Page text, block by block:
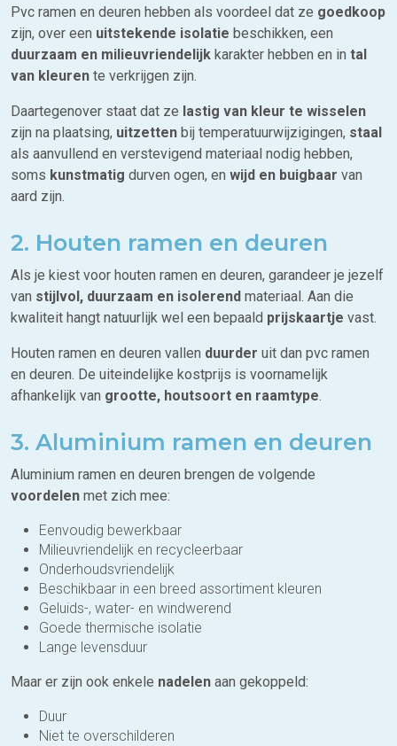
Pvc ramen en deuren hebben als voordeel dat ze goedkoop
zijn, over een uitstekende isolatie beschikken, een
duurzaam en milieuvriendelijk karakter hebben en in tal
van kleuren te verkrijgen zijn.
Daartegenover staat dat ze lastig van kleur te wisselen
zijn na plaatsing, uitzetten bij temperatuurwijzigingen, staal
als aanvullend en verstevigend materiaal nodig hebben,
soms kunstmatig durven ogen, en wijd en buigbaar van
aard zijn.
2. Houten ramen en deuren
Als je kiest voor houten ramen en deuren, garandeer je jezelf
van stijlvol, duurzaam en isolerend materiaal. Aan die
kwaliteit hangt natuurlijk wel een bepaald prijskaartje vast.
Houten ramen en deuren vallen duurder uit dan pvc ramen
en deuren. De uiteindelijke kostprijs is voornamelijk
afhankelijk van grootte, houtsoort en raamtype.
3. Aluminium ramen en deuren
Aluminium ramen en deuren brengen de volgende
voordelen met zich mee:
Eenvoudig bewerkbaar
Milieuvriendelijk en recycleerbaar
Onderhoudsvriendelijk
Beschikbaar in een breed assortiment kleuren
Geluids-, water- en windwerend
Goede thermische isolatie
Lange levensduur
Maar er zijn ook enkele nadelen aan gekoppeld:
Duur
Niet te overschilderen